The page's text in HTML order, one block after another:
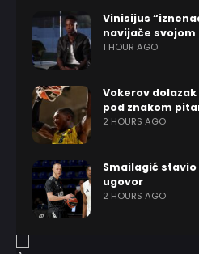
Vinisijus
navijače svojom
1 HOUR AGO
Vokerov dolazak
pod znakom
2 HOURS AGO
Smailagić
ugovor
2 HOURS AGO